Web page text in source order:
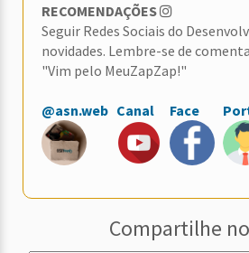
RECOMENDAÇÕES
Seguir Redes Sociais do
novidades. Lembre-se de
"Vim pelo MeuZapZap!"
@asn.web Canal Face
Compartilhe